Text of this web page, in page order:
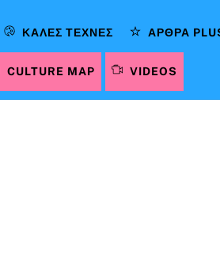
ΚΑΛΈΣ ΤΈΧΝΕΣ ΆΡΘΡΑ
CULTURE MAP VIDEOS